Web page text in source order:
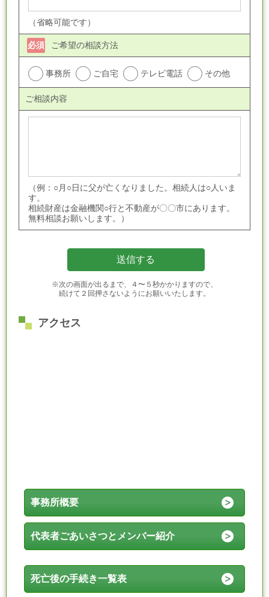
（省略可能です）
ご希望の相談方法
必須
事務所 ご自宅 テレビ電話 その他
ご相談内容
（例：○月○日に父が亡くなりました。相続人は○人いま
す。
相続財産は金融機関○行と不動産が〇〇市にあります。
無料相談お願いします。）
※次の画面が出るまで、４〜５秒かかりますので、
続けて２回押さないようにお願いいたします。
アクセス
事務所概要
代表者ごあいさつとメンバー紹介
死亡後の手続き一覧表